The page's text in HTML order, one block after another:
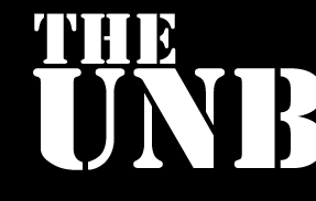
Группа The UNB